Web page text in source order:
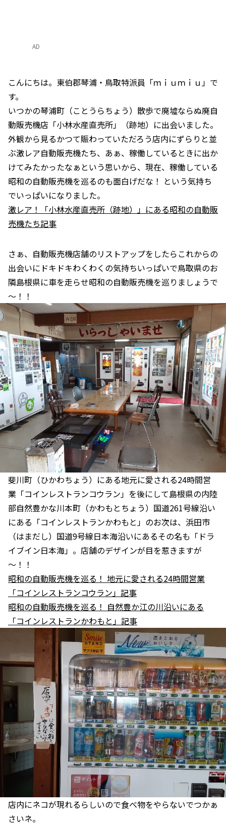
AD
こんにちは。東伯郡琴浦・鳥取特派員「ｍｉｕｍｉｕ」で
す。
いつかの琴浦町（ことうらちょう）散歩で廃墟ならぬ廃自
動販売機店「小林水産直売所」（跡地）に出会いました。
外観から見るかつて賑わっていただろう店内にずらりと並
ぶ激レア自動販売機たち、あぁ、稼働しているときに出か
けてみたかったなぁという思いから、現在、稼働している
昭和の自動販売機を巡るのも面白げだな！ という気持ち
でいっぱいになりました。
激レア！「小林水産直売所（跡地）」にある昭和の自動販
売機たち記事
さぁ、自動販売機店舗のリストアップをしたらこれからの
出会いにドキドキわくわくの気持ちいっぱいで鳥取県のお
隣島根県に車を走らせ昭和の自動販売機を巡りましょうで
～！！
斐川町（ひかわちょう）にある地元に愛される24時間営
業「コインレストランコウラン」を後にして島根県の内陸
部自然豊かな川本町（かわもとちょう）国道261号線沿い
にある「コインレストランかわもと」のお次は、浜田市
（はまだし）国道9号線日本海沿いにあるその名も「ドラ
イブイン日本海」。店舗のデザインが目を惹きますが
～！！
昭和の自動販売機を巡る！ 地元に愛される24時間営業
「コインレストランコウラン」記事
昭和の自動販売機を巡る！ 自然豊か江の川沿いにある
「コインレストランかわもと」記事
店内にネコが現れるらしいので食べ物をやらないでつかぁ
さいネ。